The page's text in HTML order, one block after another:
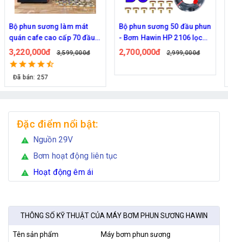
Bộ phun sương làm mát
quán cafe cao cấp 70 đầu
phun
3,220,000đ 3,599,000đ
Đã bán: 257
Bộ phun sương 50 đầu phun
- Bơm Hawin HP 2106 lọc
rác 50M dây
2,700,000đ 2,999,000đ
Đặc điểm nổi bật:
warning Nguồn 29V
warning Bơm hoạt động liên tục
warning Hoạt động êm ái
THÔNG SỐ KỸ THUẬT CỦA MÁY BƠM PHUN SƯƠNG HAWIN
Tên sản phẩm Máy bơm phun sương